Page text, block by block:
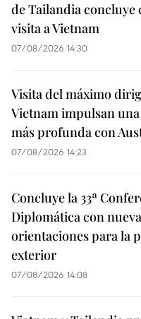
de Tailandia concluye
visita a Vietnam
07/08/2026 14:30
Visita del máximo
Vietnam impulsan
más profunda con
07/08/2026 14:23
Concluye la 33ª
Diplomática con
orientaciones para la
exterior
07/08/2026 14:08